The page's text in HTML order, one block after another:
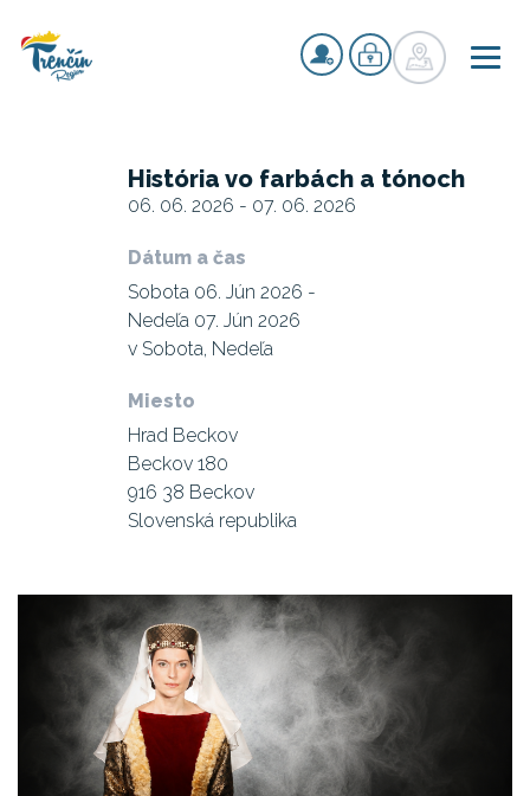
História vo farbách a tónoch
06. 06. 2026 - 07. 06. 2026
Dátum a čas
Sobota 06. Jún 2026 -
Nedeľa 07. Jún 2026
v Sobota, Nedeľa
Miesto
Hrad Beckov
Beckov 180
916 38 Beckov
Slovenská republika